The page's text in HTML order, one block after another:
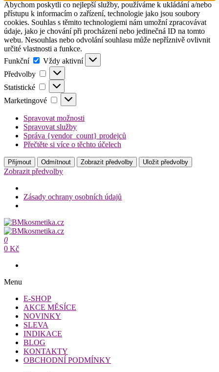
Abychom poskytli co nejlepší služby, používáme k ukládání a/nebo
přístupu k informacím o zařízení, technologie jako jsou soubory
cookies. Souhlas s těmito technologiemi nám umožní zpracovávat
údaje, jako je chování při procházení nebo jedinečná ID na tomto
webu. Nesouhlas nebo odvolání souhlasu může nepříznivě ovlivnit
určité vlastnosti a funkce.
Funkční
Funkční
Vždy aktivní
Předvolby
Předvolby
Statistické Statistické
Marketingové Marketingové
Spravovat možnosti
Spravovat služby
Správa {vendor_count} prodejců
Přečtěte si více o těchto účelech
Přijmout Odmítnout Zobrazit předvolby Uložit předvolby
Zobrazit předvolby
Zásady ochrany osobních údajů
Přeskočit
na
obsah
BMkosmetika.cz
BMkosmetika.cz
0
0 Kč
Menu
E-SHOP
AKCE MĚSÍCE
NOVINKY
SLEVA
INDIKACE
BLOG
KONTAKTY
OBCHODNÍ PODMÍNKY